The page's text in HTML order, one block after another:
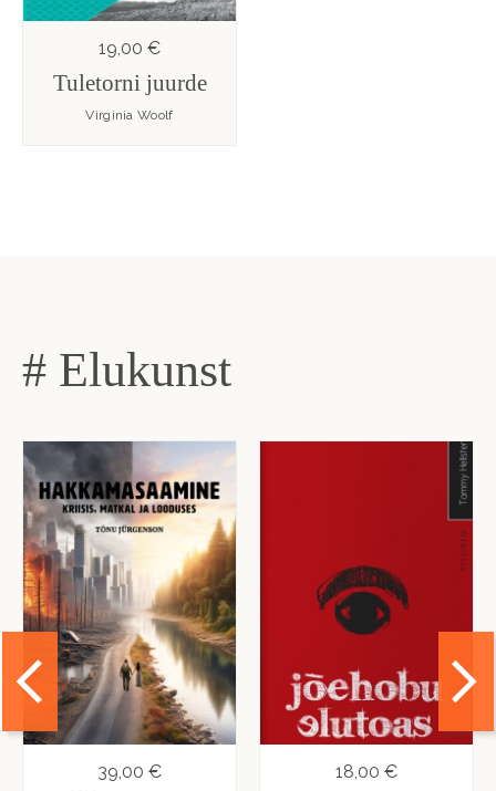
19,00 €
Tuletorni juurde
Virginia Woolf
# Elukunst
39,00 € 18,00 €